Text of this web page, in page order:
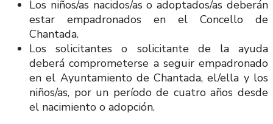
Los niños/as nacidos/as o adoptados/as deberán
estar empadronados en el Concello de
Chantada.
Los solicitantes o solicitante de la ayuda
deberá comprometerse a seguir empadronado
en el Ayuntamiento de Chantada, el/ella y los
niños/as, por un período de cuatro años desde
el nacimiento o adopción.